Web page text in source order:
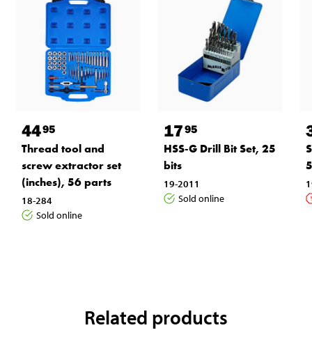
4495
Thread tool and
screw extractor set
(inches), 56 parts
18-284
Sold online
1795
HSS-G Drill Bit Set, 25
bits
19-2011
Sold online
Related products